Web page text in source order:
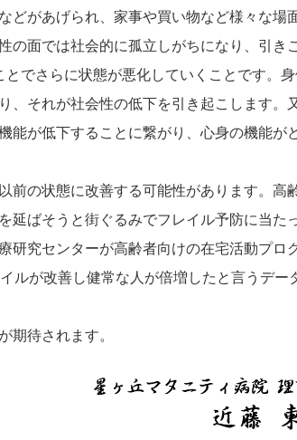
どがあげられ、家事や買い物など様々な場
の面では社会的に孤立しがちになり、引き
でさらに状態が悪化していくことです。
それが社会性の低下を引き起こします。又
能が低下することに繋がり、心身の機能が
の状態に改善する可能性があります。高
延ばそうと街ぐるみでフレイル予防に当た
研究センターが高齢者向けの在宅活動プロ
ルが改善し健常な人が倍増したと言うデー
期待されます。